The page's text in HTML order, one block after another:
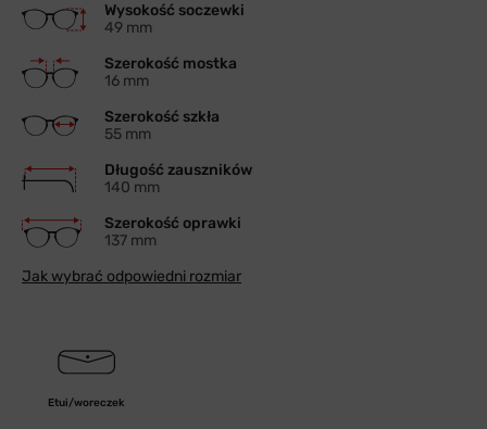
Wysokość soczewki
49 mm
Szerokość mostka
16 mm
Szerokość szkła
55 mm
Długość zauszników
140 mm
Szerokość oprawki
137 mm
Jak wybrać odpowiedni rozmiar
Etui/woreczek